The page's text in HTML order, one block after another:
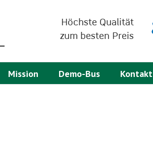
Höchste Qualität
zum besten Preis
Mission Demo-Bus Kontakt